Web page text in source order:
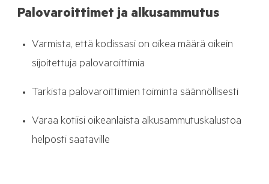
Palovaroittimet ja alkusammutus
Varmista, että kodissasi on oikea määrä oikein
sijoitettuja palovaroittimia
Tarkista palovaroittimien toiminta säännöllisesti
Varaa kotiisi oikeanlaista alkusammutuskalustoa
helposti saataville